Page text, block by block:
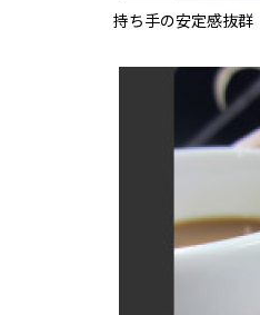
持ち手の安定感抜群